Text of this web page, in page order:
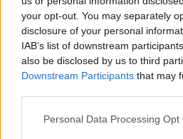
your opt-out. You may separately
disclosure of your personal
IAB’s list of downstream
also be disclosed by us to third
Downstream Participants that may
Please note that this website/app
Personal Data Processing Opt
ESG NEWS